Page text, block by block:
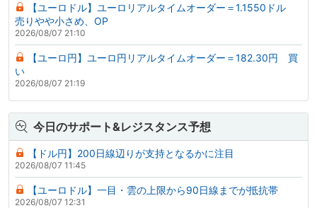
【ユーロドル】ユーロリアルタイムオーダー＝1.1550ドル
売りやや小さめ、OP
2026/08/07 21:10
【ユーロ円】ユーロ円リアルタイムオーダー＝182.30円 買
い
2026/08/07 21:19
今日のサポート&レジスタンス予想
【ドル円】200日線辺りが支持となるかに注目
2026/08/07 11:45
【ユーロドル】一目・雲の上限から90日線までが抵抗帯
2026/08/07 12:31